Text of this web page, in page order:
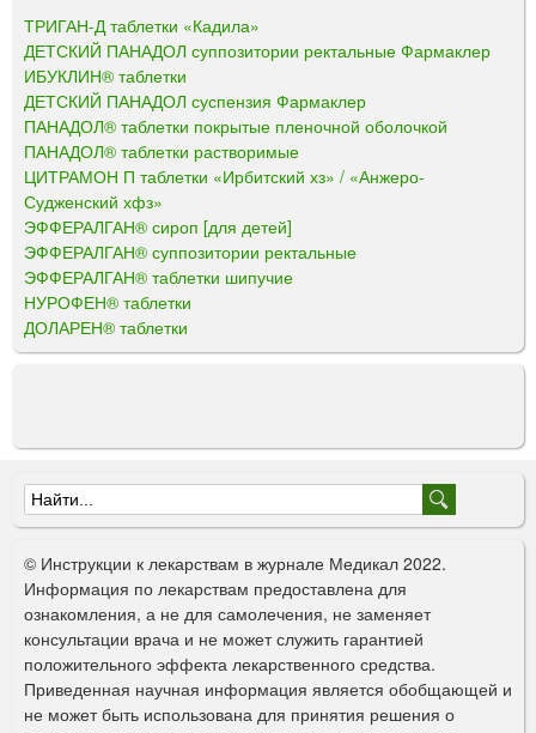
ТРИГАН-Д таблетки «Кадила»
ДЕТСКИЙ ПАНАДОЛ суппозитории ректальные Фармаклер
ИБУКЛИН® таблетки
ДЕТСКИЙ ПАНАДОЛ суспензия Фармаклер
ПАНАДОЛ® таблетки покрытые пленочной оболочкой
ПАНАДОЛ® таблетки растворимые
ЦИТРАМОН П таблетки «Ирбитский хз» / «Анжеро-
Судженский хфз»
ЭФФЕРАЛГАН® сироп [для детей]
ЭФФЕРАЛГАН® суппозитории ректальные
ЭФФЕРАЛГАН® таблетки шипучие
НУРОФЕН® таблетки
ДОЛАРЕН® таблетки
Ф
о
р
м
а
п
© Инструкции к лекарствам в журнале Медикал 2022.
Информация по лекарствам предоставлена для
ознакомления, а не для самолечения, не заменяет
консультации врача и не может служить гарантией
положительного эффекта лекарственного средства.
Приведенная научная информация является обобщающей и
не может быть использована для принятия решения о